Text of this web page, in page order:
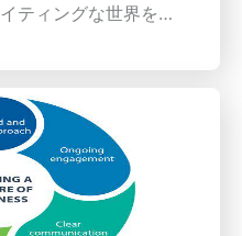
ティングな世界を発
なガイドでは、イン
定義、重要性、デジ
ーム化教育、コラボ
ムなどのさまざまな
のツールの利点、た
体験や教室での参加
う。教育ニーズに合
ザーフレンドリーな